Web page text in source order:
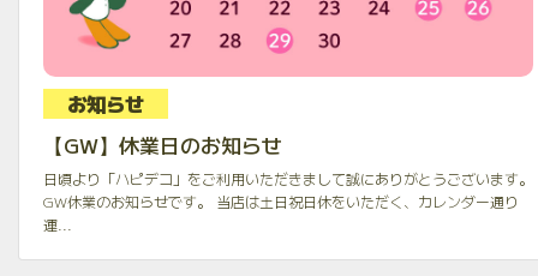
お知らせ
【GW】休業日のお知らせ
日頃より「ハピデコ」をご利用いただきまして誠にありがとうございます。
GW休業のお知らせです。 当店は土日祝日休をいただく、カレンダー通り
運...